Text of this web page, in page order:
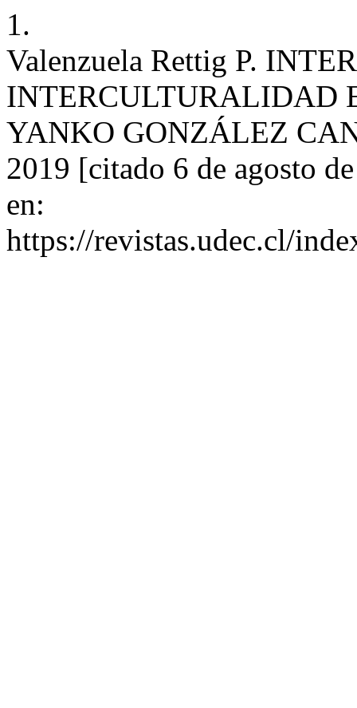
1.
Valenzuela Rettig P.
INTERCULTURALIDAD
YANKO GONZÁLEZ
2019 [citado 6 de agosto
en:
https://revistas.udec.cl/